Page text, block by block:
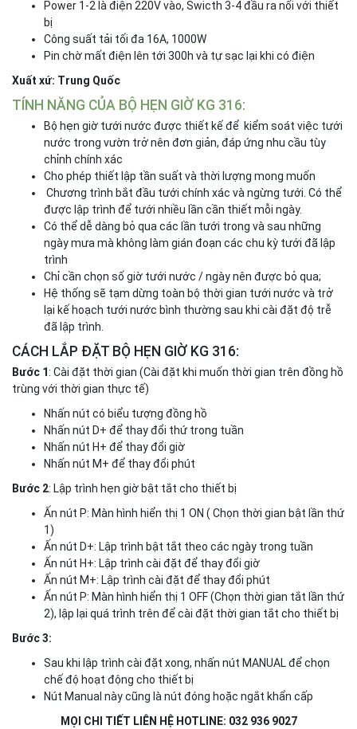
Power 1-2 là điện 220V vào, Swicth 3-4 đầu ra nối với thiết
bị
Công suất tải tối đa 16A, 1000W
Pin chờ mất điện lên tới 300h và tự sạc lại khi có điện
Xuất xứ: Trung Quốc
TÍNH NĂNG CỦA BỘ HẸN GIỜ KG 316:
Bộ hẹn giờ tưới nước được thiết kế để kiểm soát việc tưới
nước trong vườn trở nên đơn giản, đáp ứng nhu cầu tùy
chỉnh chính xác
Cho phép thiết lập tần suất và thời lượng mong muốn
Chương trình bắt đầu tưới chính xác và ngừng tưới. Có thể
được lập trình để tưới nhiều lần cần thiết mỗi ngày.
Có thể dễ dàng bỏ qua các lần tưới trong và sau những
ngày mưa mà không làm gián đoạn các chu kỳ tưới đã lập
trình
Chỉ cần chọn số giờ tưới nước / ngày nên được bỏ qua;
Hệ thống sẽ tạm dừng toàn bộ thời gian tưới nước và trở
lại kế hoạch tưới nước bình thường sau khi cài đặt độ trễ
đã lập trình.
CÁCH LẮP ĐẶT BỘ HẸN GIỜ KG 316:
Bước 1: Cài đặt thời gian (Cài đặt khi muốn thời gian trên đồng hồ
trùng với thời gian thực tế)
Nhấn nút có biểu tượng đồng hồ
Nhấn nút D+ để thay đổi thứ trong tuần
Nhấn nút H+ để thay đổi giờ
Nhấn nút M+ để thay đổi phút
Bước 2: Lập trình hẹn giờ bật tắt cho thiết bị
Ấn nút P: Màn hình hiển thị 1 ON ( Chọn thời gian bật lần thứ
1)
Ấn nút D+: Lập trình bật tắt theo các ngày trong tuần
Ấn nút H+: Lập trình cài đặt để thay đổi giờ
Ấn nút M+: Lập trình cài đặt để thay đổi phút
Ấn nút P: Màn hình hiển thị 1 OFF (Chọn thời gian tắt lần thứ
2), lập lại quá trình trên để cài đặt thời gian tắt cho thiết bị
Bước 3:
Sau khi lập trình cài đặt xong, nhấn nút MANUAL để chọn
chế độ hoạt động cho thiết bị
Nút Manual này cũng là nút đóng hoặc ngắt khẩn cấp
MỌI CHI TIẾT LIÊN HỆ HOTLINE: 032 936 9027